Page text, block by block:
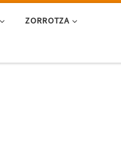
ZORROTZA